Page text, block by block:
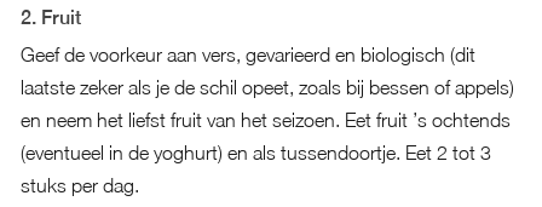
2. Fruit
Geef de voorkeur aan vers, gevarieerd en biologisch (dit
laatste zeker als je de schil opeet, zoals bij bessen of appels)
en neem het liefst fruit van het seizoen. Eet fruit ’s ochtends
(eventueel in de yoghurt) en als tussendoortje. Eet 2 tot 3
stuks per dag.